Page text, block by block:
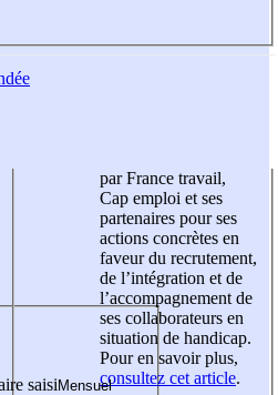
saisi
par France travail,
Cap emploi et ses
partenaires pour ses
actions concrètes en
faveur du recrutement,
de l’intégration et de
l’accompagnement de
ses collaborateurs en
situation de handicap.
Pour en savoir plus,
consultez cet article.